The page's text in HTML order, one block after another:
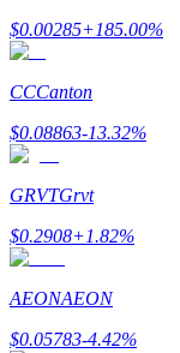
Analiza Big
Przewodnik
$0.00285+185.00%
CCCanton
$0.08863-13.32%
GRVTGrvt
$0.2908+1.82%
AEONAEON
$0.05783-4.42%